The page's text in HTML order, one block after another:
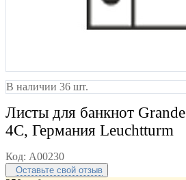
В наличии 36 шт.
Листы для банкнот Grande
4С, Германия Leuchtturm
Код: A00230
Оставьте свой отзыв